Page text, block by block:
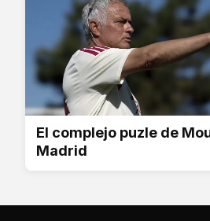
El complejo puzle de
Madrid